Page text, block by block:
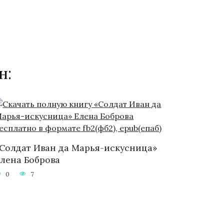
Иван да Марья-искусница»
Боброва
0 7